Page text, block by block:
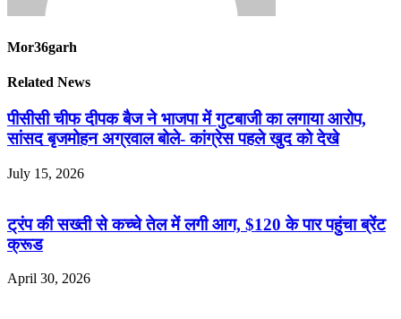
Mor36garh
Related News
पीसीसी चीफ दीपक बैज ने भाजपा में गुटबाजी का लगाया आरोप,
सांसद बृजमोहन अग्रवाल बोले- कांग्रेस पहले खुद को देखे
July 15, 2026
ट्रंप की सख्ती से कच्चे तेल में लगी आग, $120 के पार पहुंचा ब्रेंट
क्रूड
April 30, 2026